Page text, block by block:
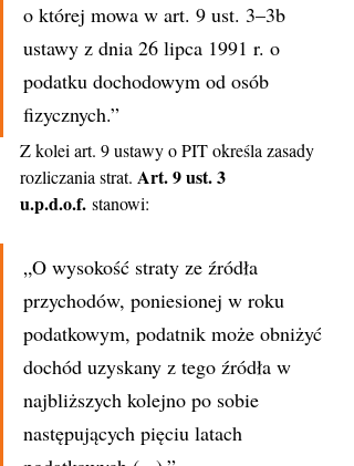
o której mowa w art. 9 ust. 3–3b
ustawy z dnia 26 lipca 1991 r. o
podatku dochodowym od osób
fizycznych.”
Z kolei art. 9 ustawy o PIT określa zasady
rozliczania strat. Art. 9 ust. 3
u.p.d.o.f. stanowi:
„O wysokość straty ze źródła
przychodów, poniesionej w roku
podatkowym, podatnik może obniżyć
dochód uzyskany z tego źródła w
najbliższych kolejno po sobie
następujących pięciu latach